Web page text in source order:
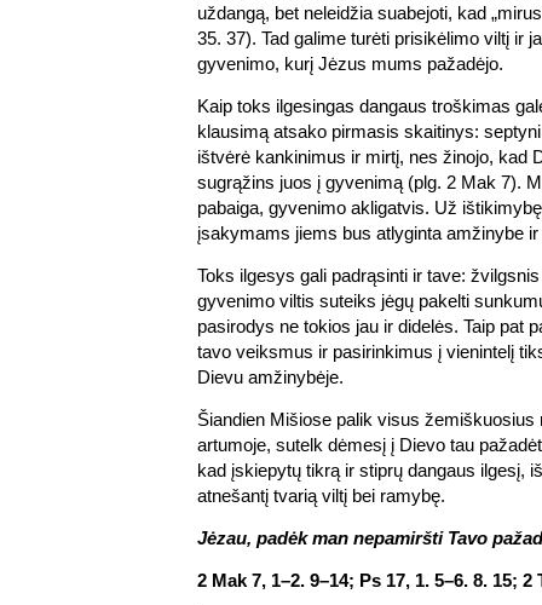
uždangą, bet neleidžia suabejoti, kad
35. 37). Tad galime turėti prisikėlimo viltį ir
gyvenimo, kurį Jėzus mums pažadėjo.
Kaip toks ilgesingas dangaus troškimas
klausimą atsako pirmasis skaitinys:
ištvėrė kankinimus ir mirtį, nes žinojo, kad
sugrąžins juos į gyvenimą (plg. 2 Mak 7).
pabaiga, gyvenimo akligatvis. Už
įsakymams jiems bus atlyginta amžinybe
Toks ilgesys gali padrąsinti ir tave:
gyvenimo viltis suteiks jėgų pakelti
pasirodys ne tokios jau ir didelės. Taip pat
tavo veiksmus ir pasirinkimus į vienintelį
Dievu amžinybėje.
Šiandien Mišiose palik visus žemiškuosius
artumoje, sutelk dėmesį į Dievo tau
kad įskiepytų tikrą ir stiprų dangaus ilgesį,
atnešantį tvarią viltį bei ramybę.
Jėzau, padėk man nepamiršti Tavo
2 Mak 7, 1–2. 9–14; Ps 17, 1. 5–6. 8. 15; 2